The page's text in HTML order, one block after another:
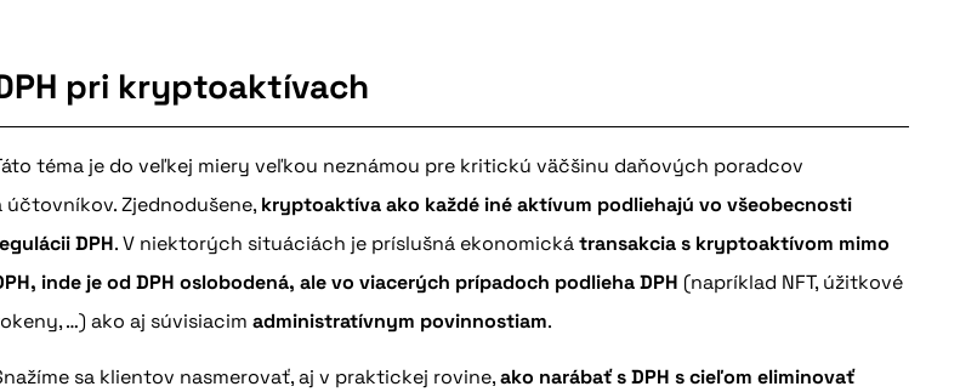
pri kryptoaktívach
téma je do veľkej miery veľkou neznámou pre kritickú väčšinu daňových poradcov
účtovníkov. Zjednodušene, kryptoaktíva ako každé iné aktívum podliehajú vo všeobecnosti
DPH. V niektorých situáciách je príslušná ekonomickátransakcia s kryptoaktívom mimo
inde je od DPH oslobodená, ale vo viacerých prípadoch podlieha DPH (napríklad NFT, úžitkové
…) ako aj súvisiacim administratívnym povinnostiam.
sa klientov nasmerovať, aj v praktickej rovine,ako narábať s DPH s cieľom eliminovať